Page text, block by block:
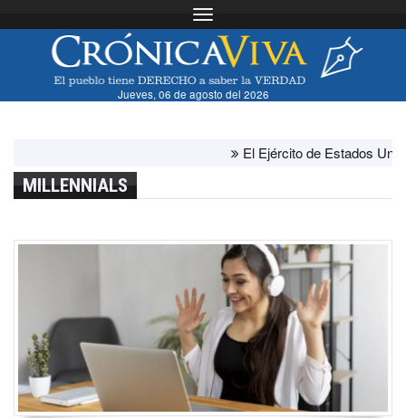
Toggle navigation
Jueves, 06 de agosto del 2026
El Ejército de Estados
MILLENNIALS